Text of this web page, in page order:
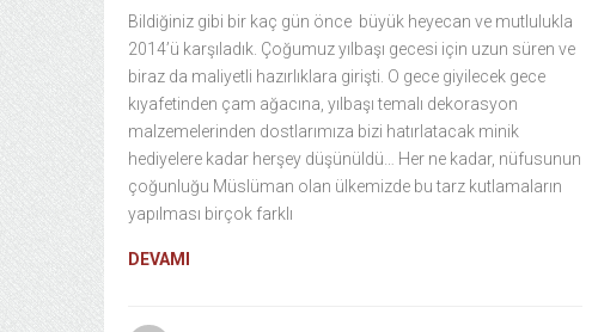
Bildiğiniz gibi bir kaç gün önce büyük heyecan ve mutlulukla
2014’ü karşıladık. Çoğumuz yılbaşı gecesi için uzun süren ve
biraz da maliyetli hazırlıklara girişti. O gece giyilecek gece
kıyafetinden çam ağacına, yılbaşı temalı dekorasyon
malzemelerinden dostlarımıza bizi hatırlatacak minik
hediyelere kadar herşey düşünüldü… Her ne kadar, nüfusunun
çoğunluğu Müslüman olan ülkemizde bu tarz kutlamaların
yapılması birçok farklı
DEVAMI